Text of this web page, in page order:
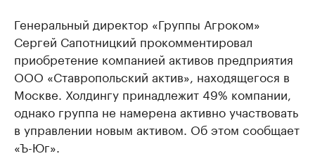
Генеральный директор «Группы Агроком»
Сергей Сапотницкий прокомментировал
приобретение компанией активов предприятия
ООО «Ставропольский актив», находящегося в
Москве. Холдингу принадлежит 49% компании,
однако группа не намерена активно участвовать
в управлении новым активом. Об этом сообщает
«Ъ-Юг».